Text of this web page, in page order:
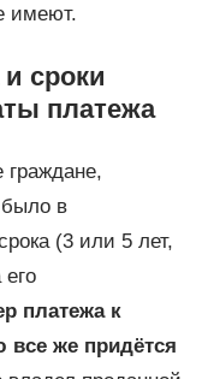
имеют.
сроки
платежа
в
(3 или 5 лет,
платежа к
все же придётся